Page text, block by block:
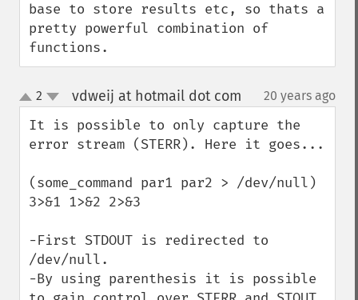
base to store results etc, so thats a
pretty powerful combination of
functions.
up
down
2 vdweij at hotmail dot com 20 years ago
It is possible to only capture the
error stream (STERR). Here it goes...
(some_command par1 par2 > /dev/null)
3>&1 1>&2 2>&3
-First STDOUT is redirected to
/dev/null.
-By using parenthesis it is possible